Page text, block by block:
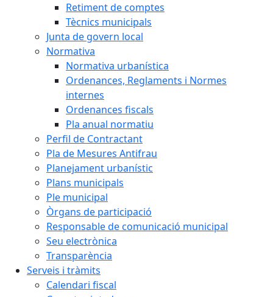
Retiment de comptes
Tècnics municipals
Junta de govern local
Normativa
Normativa urbanística
Ordenances, Reglaments i Normes
internes
Ordenances fiscals
Pla anual normatiu
Perfil de Contractant
Pla de Mesures Antifrau
Planejament urbanístic
Plans municipals
Ple municipal
Òrgans de participació
Responsable de comunicació municipal
Seu electrònica
Transparència
Serveis i tràmits
Calendari fiscal